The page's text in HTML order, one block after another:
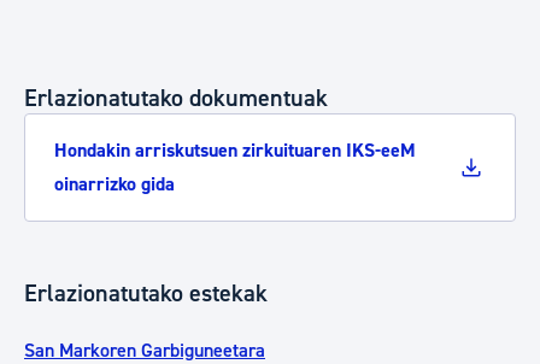
Erlazionatutako dokumentuak
Hondakin arriskutsuen zirkuituaren IKS-eeM
oinarrizko gida
Erlazionatutako estekak
San Markoren Garbiguneetara